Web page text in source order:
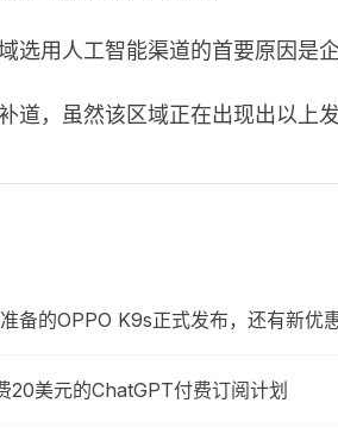
选用人工智能渠道的首要原因是
道，虽然该区域正在出现出以上
备的OPPO K9s正式发布，还有新优
20美元的ChatGPT付费订阅计划